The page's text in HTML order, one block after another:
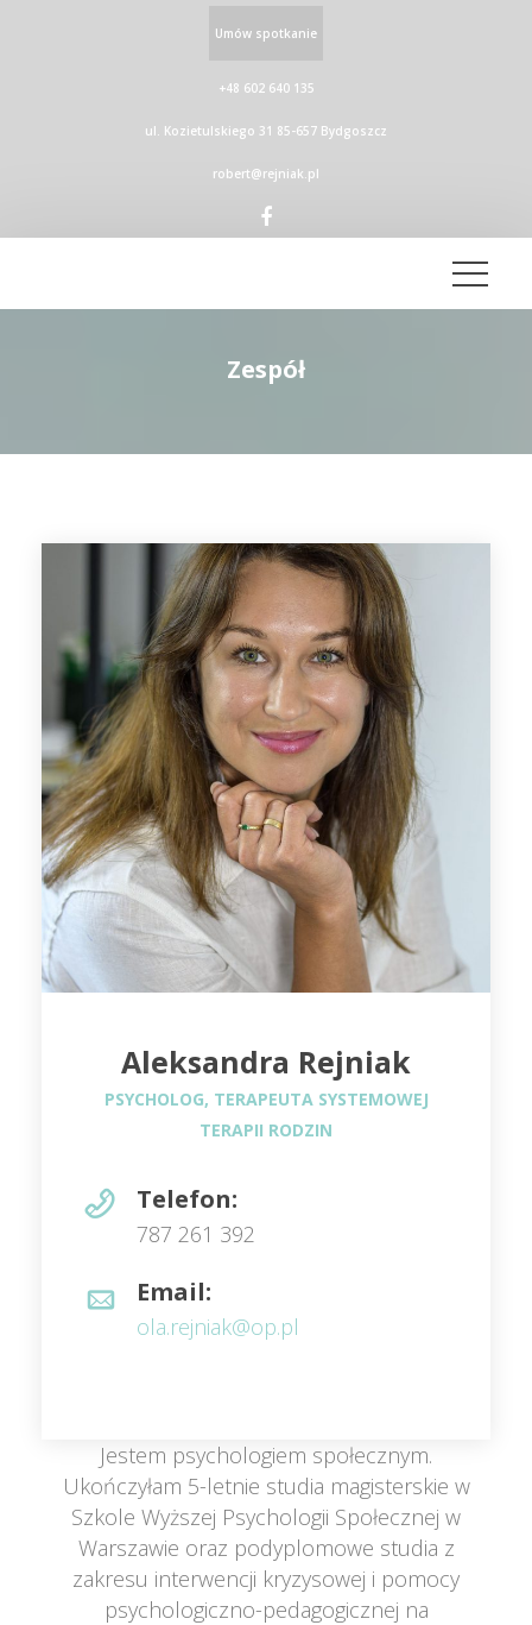
+48 602 640 135
ul. Kozietulskiego 31 85-657 Bydgoszcz
robert@rejniak.pl
Umów spotkanie
Zespół
Aleksandra Rejniak
PSYCHOLOG, TERAPEUTA SYSTEMOWEJ
TERAPII RODZIN
Telefon:
787 261 392
Email:
ola.rejniak@op.pl
Jestem psychologiem społecznym.
Ukończyłam 5-letnie studia magisterskie w
Szkole Wyższej Psychologii Społecznej w
Warszawie oraz podyplomowe studia z
zakresu interwencji kryzysowej i pomocy
psychologiczno-pedagogicznej na